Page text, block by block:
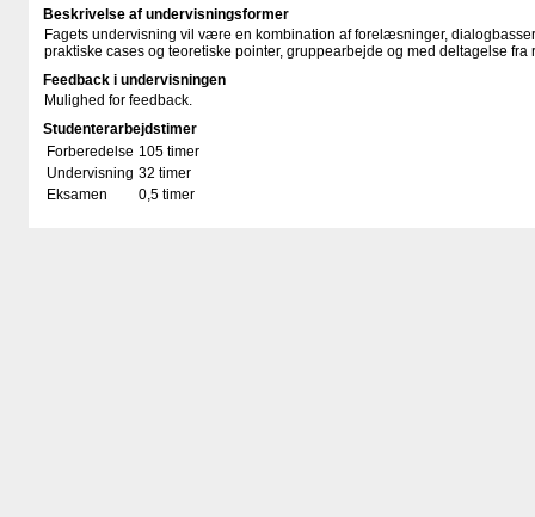
Beskrivelse af undervisningsformer
Fagets undervisning vil være en kombination af forelæsninger,
praktiske cases og teoretiske pointer, gruppearbejde og med deltagelse
Feedback i undervisningen
Mulighed for feedback.
Studenterarbejdstimer
Forberedelse 105 timer
Undervisning 32 timer
Eksamen
0,5 timer